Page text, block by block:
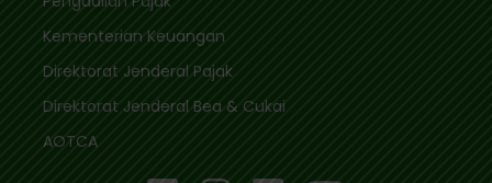
Kementerian Keuangan
Direktorat Jenderal Pajak
Direktorat Jenderal Bea & Cukai
AOTCA